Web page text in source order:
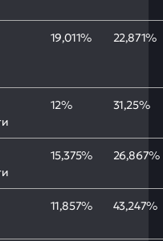
19,011% 22,871%
12% 31,25%
15,375% 26,867%
11,857% 43,247%